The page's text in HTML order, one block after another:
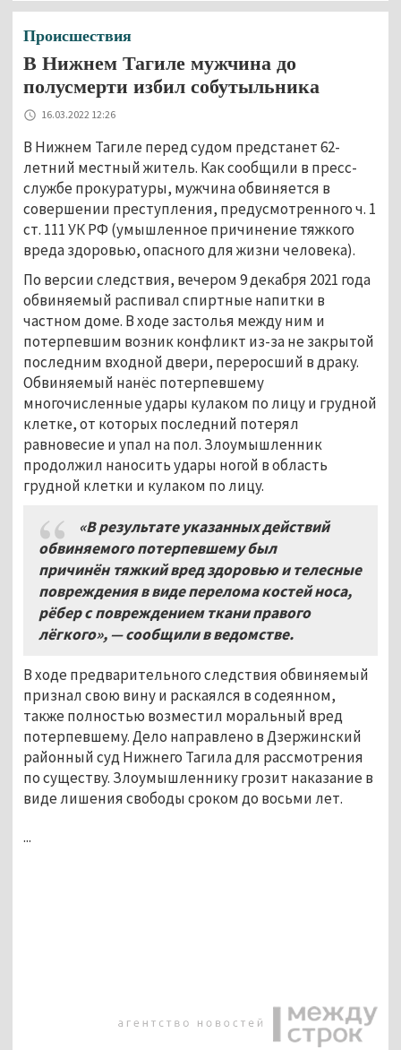
Происшествия
В Нижнем Тагиле мужчина до
полусмерти избил собутыльника
16.03.2022 12:26
В Нижнем Тагиле перед судом предстанет 62-
летний местный житель. Как сообщили в пресс-
службе прокуратуры, мужчина обвиняется в
совершении преступления, предусмотренного ч. 1
ст. 111 УК РФ (умышленное причинение тяжкого
вреда здоровью, опасного для жизни человека).
По версии следствия, вечером 9 декабря 2021 года
обвиняемый распивал спиртные напитки в
частном доме. В ходе застолья между ним и
потерпевшим возник конфликт из-за не закрытой
последним входной двери, переросший в драку.
Обвиняемый нанёс потерпевшему
многочисленные удары кулаком по лицу и грудной
клетке, от которых последний потерял
равновесие и упал на пол. Злоумышленник
продолжил наносить удары ногой в область
грудной клетки и кулаком по лицу.
«В результате указанных действий
обвиняемого потерпевшему был
причинён тяжкий вред здоровью и телесные
повреждения в виде перелома костей носа,
рёбер сповреждением ткани правого
лёгкого», — сообщили в ведомстве.
В ходе предварительного следствия обвиняемый
признал свою вину и раскаялся в содеянном,
также полностью возместил моральный вред
потерпевшему. Дело направлено в Дзержинский
районный суд Нижнего Тагила для рассмотрения
по существу. Злоумышленнику грозит наказание в
виде лишения свободы сроком до восьми лет.
...